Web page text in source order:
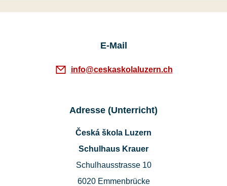
E-Mail
info@ceskaskolaluzern.ch
Adresse (Unterricht)
Česká škola Luzern
Schulhaus Krauer
Schulhausstrasse 10
6020 Emmenbrücke